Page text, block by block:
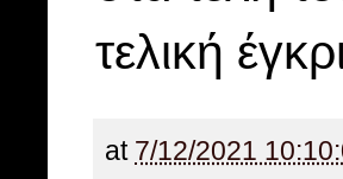
τελική
at 7/12/2021